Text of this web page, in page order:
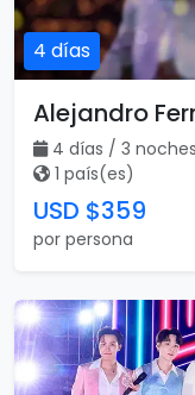
4 días
Alejandro
4 días / 3 noches
1 país(es)
USD $359
por persona